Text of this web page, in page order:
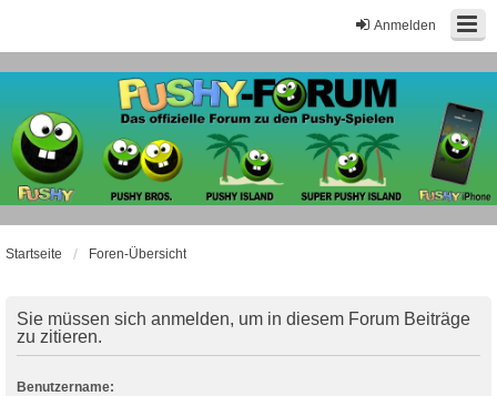
Anmelden
Startseite Foren-Übersicht
Sie müssen sich anmelden, um in diesem Forum Beiträge
zu zitieren.
Benutzername: